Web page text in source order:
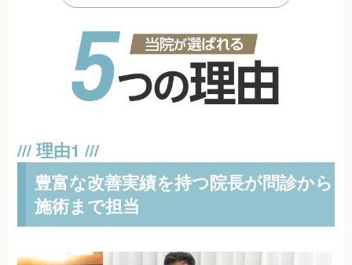
豊富な改善実績を持つ院長が問診から
施術まで担当